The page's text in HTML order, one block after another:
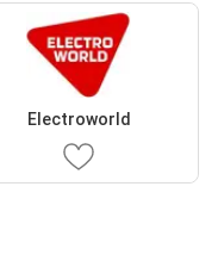
Electroworld